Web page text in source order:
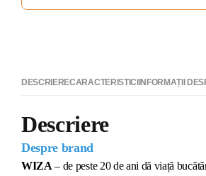
DESCRIERECARACTERISTICI INFORMAȚII
Descriere
Despre brand
WIZA – de peste 20 de ani dă viață